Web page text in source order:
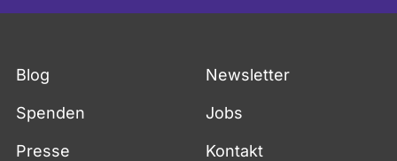
Blog Newsletter
Spenden Jobs
Presse Kontakt